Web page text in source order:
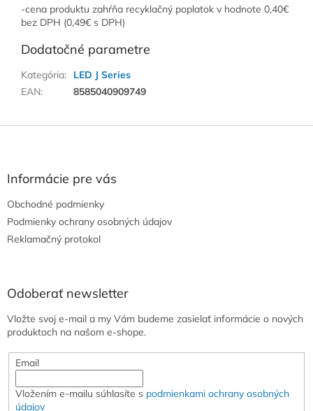
-cena produktu zahŕňa recyklačný poplatok v hodnote 0,40€
bez DPH (0,49€ s DPH)
Dodatočné parametre
Kategória:
LED J Series
EAN: 8585040909749
Informácie pre vás
Obchodné podmienky
Podmienky ochrany osobných údajov
Reklamačný protokol
Odoberať newsletter
Vložte svoj e-mail a my Vám budeme zasielať informácie o nových
produktoch na našom e-shope.
Email
Vložením e-mailu súhlasíte s podmienkami ochrany osobných
údajov